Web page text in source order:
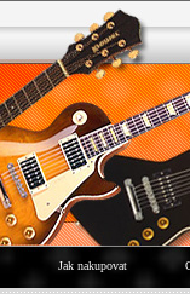
Jak nakupovat